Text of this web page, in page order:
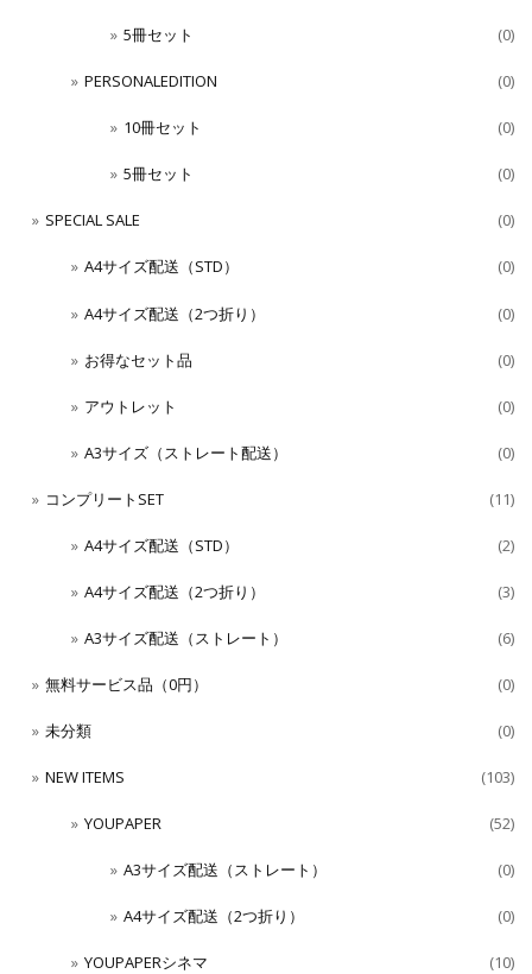
5冊セット (0)
PERSONALEDITION (0)
10冊セット (0)
5冊セット (0)
SPECIAL SALE (0)
A4サイズ配送（STD） (0)
A4サイズ配送（2つ折り） (0)
お得なセット品 (0)
アウトレット (0)
A3サイズ（ストレート配送） (0)
コンプリートSET (11)
A4サイズ配送（STD） (2)
A4サイズ配送（2つ折り） (3)
A3サイズ配送（ストレート） (6)
無料サービス品（0円） (0)
未分類 (0)
NEW ITEMS (103)
YOUPAPER (52)
A3サイズ配送（ストレート） (0)
A4サイズ配送（2つ折り） (0)
YOUPAPERシネマ (10)